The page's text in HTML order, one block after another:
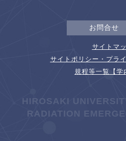
お問合せ
サイトマ
サイトポリシー・プラ
規程等一覧【学
HIROSAKI
RADIATION